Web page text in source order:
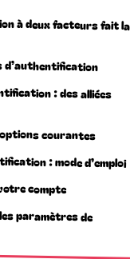
à deux facteurs fait la
d’authentification
: des alliées
courantes
: mode d’emploi
compte
paramètres de